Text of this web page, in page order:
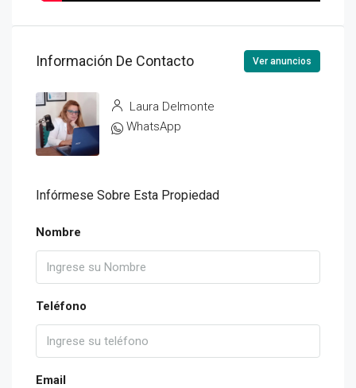
Información De Contacto Ver anuncios
Laura Delmonte
WhatsApp
Infórmese Sobre Esta Propiedad
Nombre
Teléfono
Email